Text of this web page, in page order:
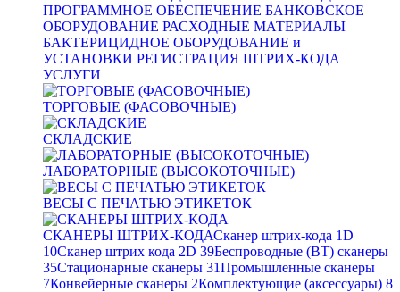
ПРОГРАММНОЕ ОБЕСПЕЧЕНИЕ БАНКОВСКОЕ
ОБОРУДОВАНИЕ РАСХОДНЫЕ МАТЕРИАЛЫ
БАКТЕРИЦИДНОЕ ОБОРУДОВАНИЕ и
УСТАНОВКИ РЕГИСТРАЦИЯ ШТРИХ-КОДА
УСЛУГИ
ТОРГОВЫЕ (ФАСОВОЧНЫЕ)
СКЛАДСКИЕ
ЛАБОРАТОРНЫЕ (ВЫСОКОТОЧНЫЕ)
ВЕСЫ С ПЕЧАТЬЮ ЭТИКЕТОК
СКАНЕРЫ ШТРИХ-КОДАСканер штрих-кода 1D
10Сканер штрих кода 2D 39Беспроводные (BT) сканеры
35Стационарные сканеры 31Промышленные сканеры
7Конвейерные сканеры 2Комплектующие (аксессуары) 8